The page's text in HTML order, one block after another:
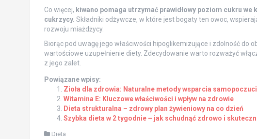
Co więcej, kiwano pomaga utrzymać prawidłowy poziom cukru
cukrzycy. Składniki odżywcze, w które jest bogaty ten owoc,
rozwoju miażdżycy.
Biorąc pod uwagę jego właściwości hipoglikemizujące i zdolność do
wartościowe uzupełnienie diety. Zdecydowanie warto rozważyć
z jego zalet.
Powiązane wpisy:
Zioła dla zdrowia: Naturalne metody wsparcia
Witamina E: Kluczowe właściwości i wpływ na zdrowie
Dieta strukturalna – zdrowy plan żywieniowy na co dzień
Szybka dieta w 2 tygodnie – jak schudnąć zdrowo i
Dieta